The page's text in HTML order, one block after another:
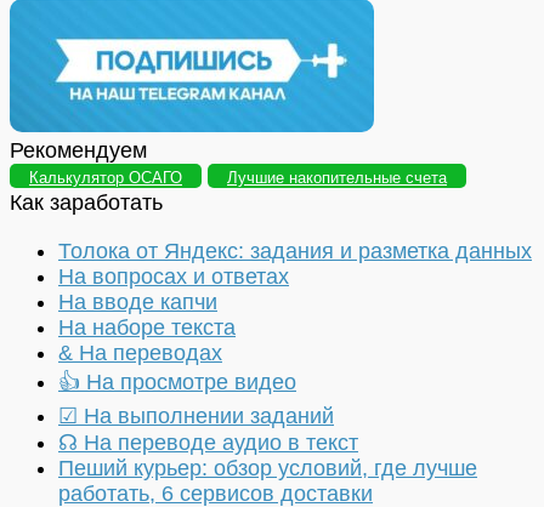
Рекомендуем
Калькулятор ОСАГО Лучшие накопительные счета
Как заработать
Толока от Яндекс: задания и разметка данных
На вопросах и ответах
На вводе капчи
На наборе текста
& На переводах
👍 На просмотре видео
☑ На выполнении заданий
☊ На переводе аудио в текст
Пеший курьер: обзор условий, где лучше
работать, 6 сервисов доставки